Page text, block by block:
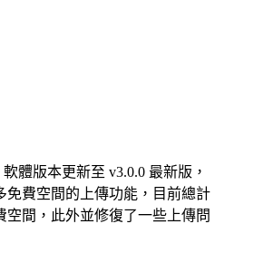
軟體版本更新至 v3.0.0 最新版，
免費空間的上傳功能，目前總計
空間，此外並修復了一些上傳問